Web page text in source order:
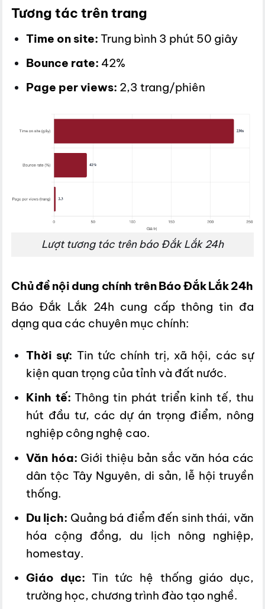
Tương tác trên trang
Time on site: Trung bình 3 phút 50 giây
Bounce rate: 42%
Page per views: 2,3 trang/phiên
Lượt tương tác trên báo Đắk Lắk 24h
Chủ đề nội dung chính trên Báo Đắk Lắk 24h
Báo Đắk Lắk 24h cung cấp thông tin đa
dạng qua các chuyên mục chính:
Thời sự: Tin tức chính trị, xã hội, các sự
kiện quan trọng của tỉnh và đất nước.
Kinh tế: Thông tin phát triển kinh tế, thu
hút đầu tư, các dự án trọng điểm, nông
nghiệp công nghệ cao.
Văn hóa: Giới thiệu bản sắc văn hóa các
dân tộc Tây Nguyên, di sản, lễ hội truyền
thống.
Du lịch: Quảng bá điểm đến sinh thái, văn
hóa cộng đồng, du lịch nông nghiệp,
homestay.
Giáo dục: Tin tức hệ thống giáo dục,
trường học, chương trình đào tạo nghề.